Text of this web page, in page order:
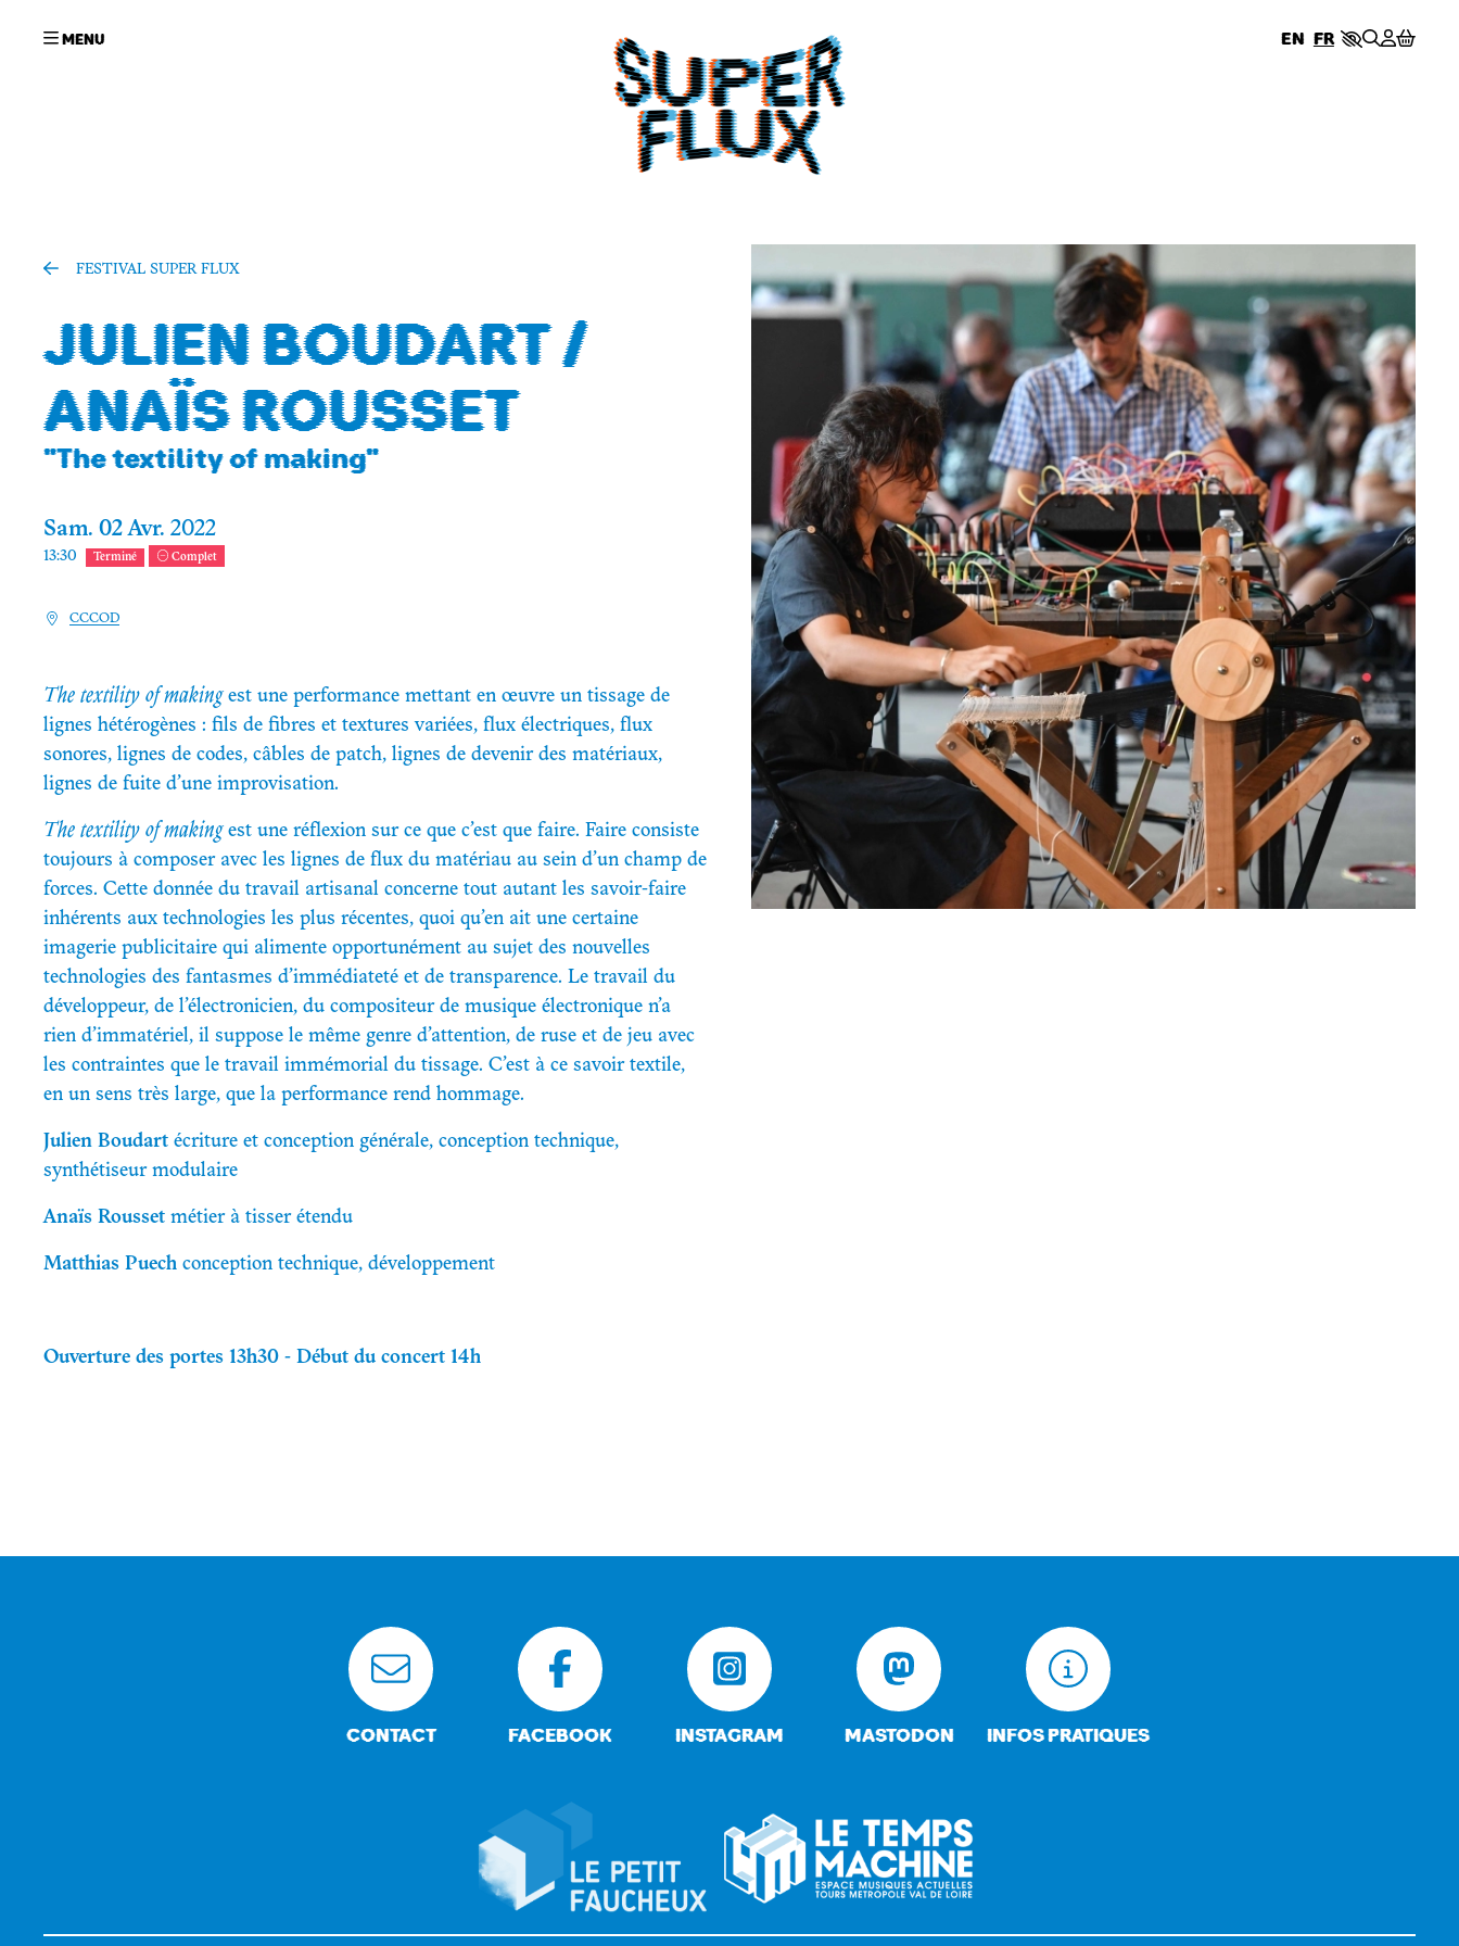
EN FR
FESTIVAL SUPER FLUX
JULIEN BOUDART /
ANAÏS ROUSSET
"The textility of making"
Sam. 02 Avr. 2022
13:30 Terminé Complet
CCCOD
The textility of makingest une performance mettant en œuvre un tissage de
lignes hétérogènes : fils de fibres et textures variées, flux électriques, flux
sonores, lignes de codes, câbles de patch, lignes de devenir des matériaux,
lignes de fuite d’une improvisation.
The textility of makingest une réflexion sur ce que c’est que faire. Faire consiste
toujours à composer avec les lignes de flux du matériau au sein d’un champ de
forces. Cette donnée du travail artisanal concerne tout autant les savoir-faire
inhérents aux technologies les plus récentes, quoi qu’en ait une certaine
imagerie publicitaire qui alimente opportunément au sujet des nouvelles
technologies des fantasmes d’immédiateté et de transparence. Le travail du
développeur, de l’électronicien, du compositeur de musique électronique n’a
rien d’immatériel, il suppose le même genre d’attention, de ruse et de jeu avec
les contraintes que le travail immémorial du tissage. C’est à ce savoir textile,
en un sens très large, que la performance rend hommage.
Julien Boudart écriture et conception générale, conception technique,
synthétiseur modulaire
Anaïs Rousset métier à tisser étendu
Matthias Puechconception technique, développement
Ouverture des portes 13h30 - Début du concert 14h
CONTACT FACEBOOK INSTAGRAM MASTODON INFOS PRATIQUES
EN FR
PRÉSENTATION
PROGRAMME ET BILLETTERIE
PROGRAMME PAR ARTISTE
LES LIEUX
INTO THE LIVE
ACTUALITÉS
PARTENAIRES
INFOS PRATIQUES